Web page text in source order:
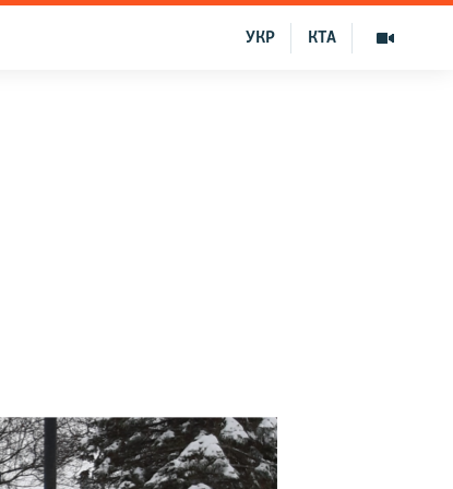
КТА
УКР